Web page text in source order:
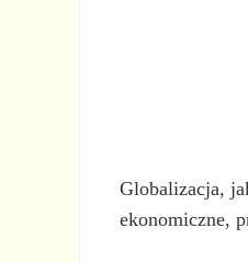
Globalizacja,
ekonomiczne,